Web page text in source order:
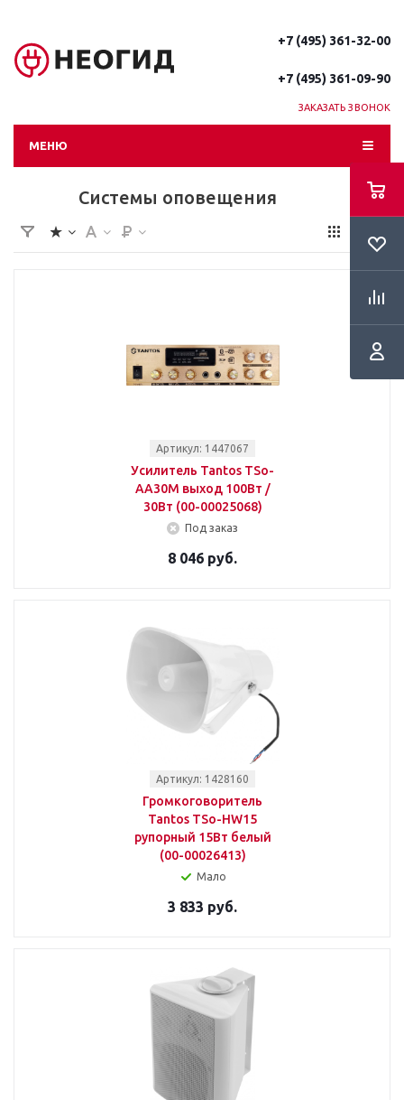
+7 (495) 361-32-00
+7 (495) 361-09-90
ЗАКАЗАТЬ ЗВОНОК
МЕНЮ
Системы оповещения
Артикул: 1447067
Усилитель Tantos TSo-
AA30M выход 100Вт /
30Вт (00-00025068)
Под заказ
8 046 руб.
Артикул: 1428160
Громкоговоритель
Tantos TSo-HW15
рупорный 15Вт белый
(00-00026413)
Мало
3 833 руб.